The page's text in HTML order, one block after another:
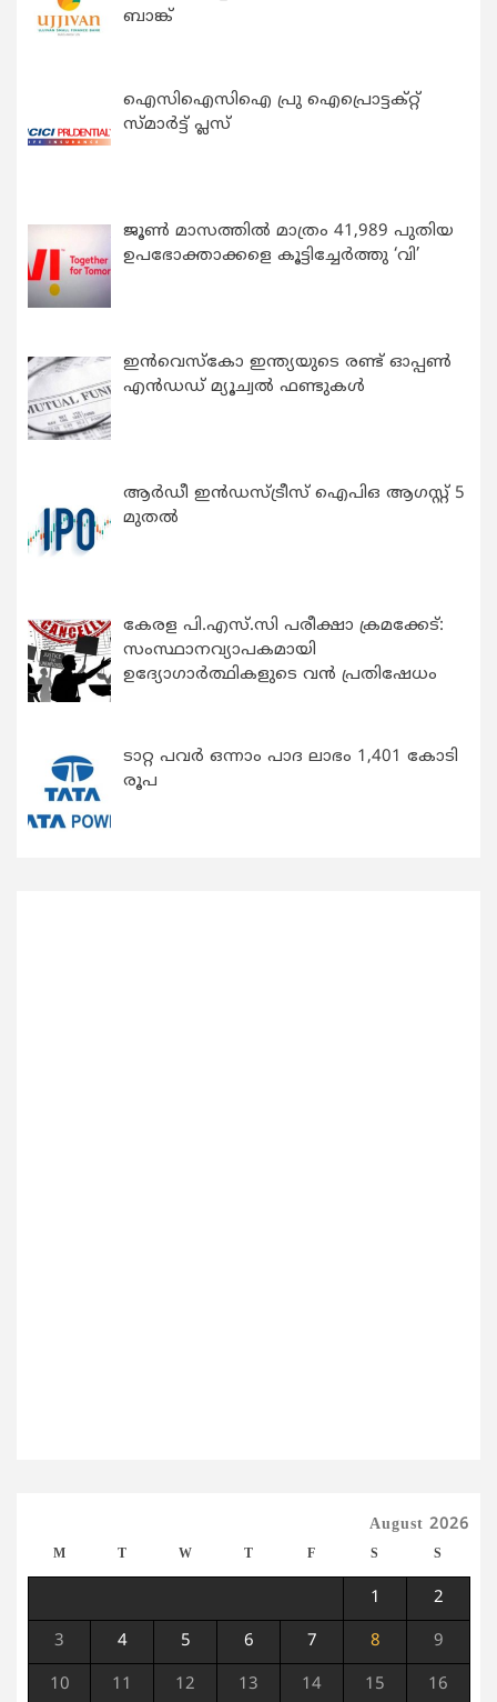
ബാങ്ക്
ഐസിഐസിഐ പ്രു ഐപ്രൊട്ടക്റ്റ്
സ്മാർട്ട് പ്ലസ്
ജൂൺ മാസത്തിൽ മാത്രം 41,989 പുതിയ
ഉപഭോക്താക്കളെ കൂട്ടിച്ചേർത്തു ‘വി’
ഇന്‍വെസ്കോ ഇന്ത്യയുടെ രണ്ട് ഓപ്പണ്‍
എന്‍ഡഡ് മ്യൂച്വല്‍ ഫണ്ടുകള്‍
ആർഡീ ഇൻഡസ്ട്രീസ് ഐപിഒ ആഗസ്റ്റ് 5
മുതൽ
കേരള പി.എസ്.സി പരീക്ഷാ ക്രമക്കേട്:
സംസ്ഥാനവ്യാപകമായി
ഉദ്യോഗാര്‍ത്ഥികളുടെ വന്‍ പ്രതിഷേധം
ടാറ്റ പവർ ഒന്നാം പാദ ലാഭം 1,401 കോടി
രൂപ
August 2026
M T W T F S S
1 2
3 4 5 6 7 8 9
10 11 12 13 14 15 16